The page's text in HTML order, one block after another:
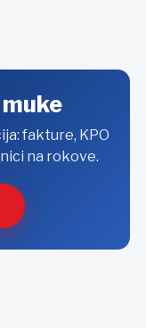
fakture, KPO
na rokove.